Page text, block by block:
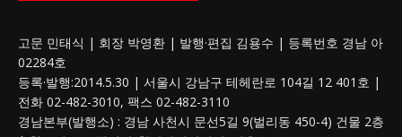
고문 민태식 | 회장 박영환 | 발행·편집 김용수 | 등록번호 경남 아
02284호
등록·발행:2014.5.30 | 서울시 강남구 테헤란로 104길 12 401호 |
전화 02-482-3010, 팩스 02-482-3110
경남본부(발행소) : 경남 사천시 문선5길 9(벌리동 450-4) 건물 2층